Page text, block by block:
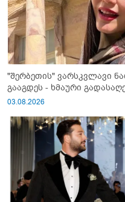
"შერბეთის" ვარსკვლავი
გააგდეს - ხმაური
03.08.2026